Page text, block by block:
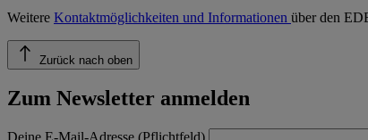
Weitere Kontaktmöglichkeiten und Informationen über den
Zurück nach oben
Zum Newsletter anmelden